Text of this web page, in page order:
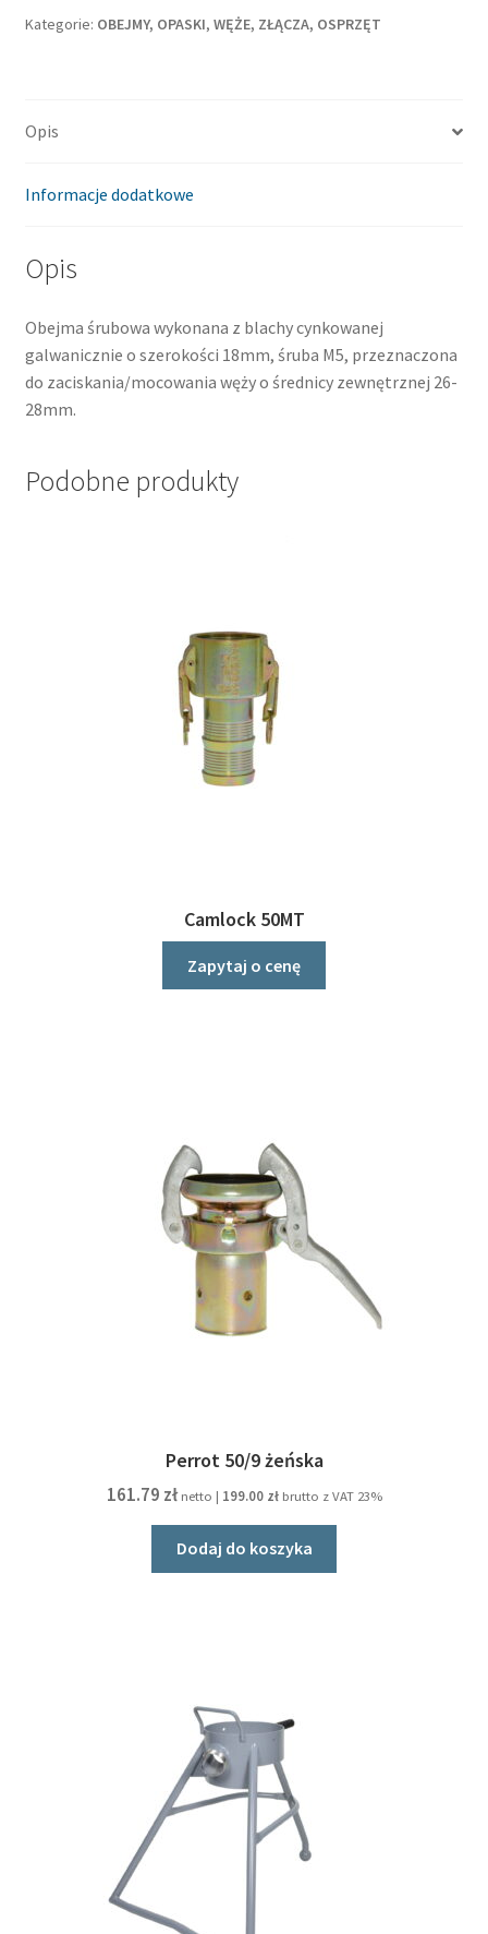
28
Kategorie: OBEJMY, OPASKI, WĘŻE, ZŁĄCZA, OSPRZĘT
Opis
Informacje dodatkowe
Opis
Obejma śrubowa wykonana z blachy cynkowanej
galwanicznie o szerokości 18mm, śruba M5, przeznaczona
do zaciskania/mocowania węży o średnicy zewnętrznej 26-
28mm.
Podobne produkty
Camlock 50MT
Zapytaj o cenę
Perrot 50/9 żeńska
161.79 zł netto | 199.00 złbrutto z VAT 23%
Dodaj do koszyka